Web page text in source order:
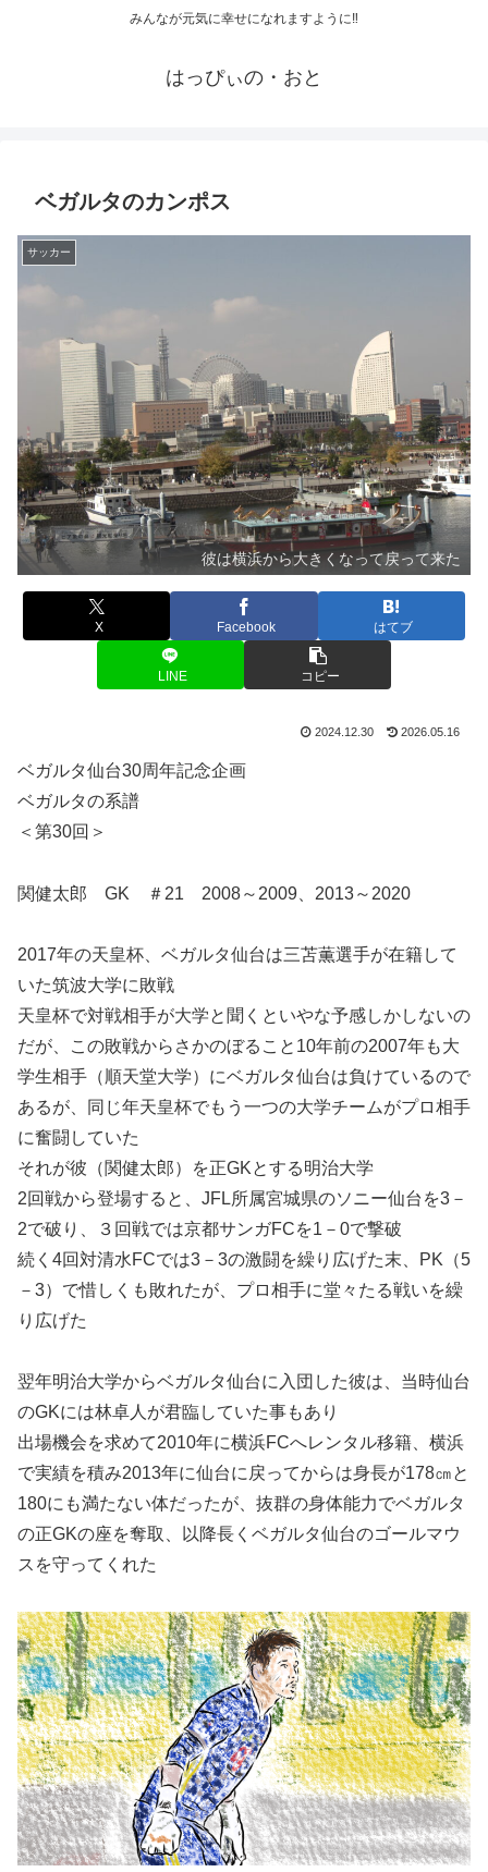
みんなが元気に幸せになれますように‼
はっぴぃの・おと
ベガルタのカンポス
サッカー
彼は横浜から大きくなって戻って来た
X Facebook はてブ
LINE コピー
2024.12.30 2026.05.16
ベガルタ仙台30周年記念企画
ベガルタの系譜
＜第30回＞
関健太郎 GK ＃21 2008～2009、2013～2020
2017年の天皇杯、ベガルタ仙台は三苫薫選手が在籍して
いた筑波大学に敗戦
天皇杯で対戦相手が大学と聞くといやな予感しかしないの
だが、この敗戦からさかのぼること10年前の2007年も大
学生相手（順天堂大学）にベガルタ仙台は負けているので
あるが、同じ年天皇杯でもう一つの大学チームがプロ相手
に奮闘していた
それが彼（関健太郎）を正GKとする明治大学
2回戦から登場すると、JFL所属宮城県のソニー仙台を3－
2で破り、３回戦では京都サンガFCを1－0で撃破
続く4回対清水FCでは3－3の激闘を繰り広げた末、PK（5
－3）で惜しくも敗れたが、プロ相手に堂々たる戦いを繰
り広げた
翌年明治大学からベガルタ仙台に入団した彼は、当時仙台
のGKには林卓人が君臨していた事もあり
出場機会を求めて2010年に横浜FCへレンタル移籍、横浜
で実績を積み2013年に仙台に戻ってからは身長が178㎝と
180にも満たない体だったが、抜群の身体能力でベガルタ
の正GKの座を奪取、以降長くベガルタ仙台のゴールマウ
スを守ってくれた